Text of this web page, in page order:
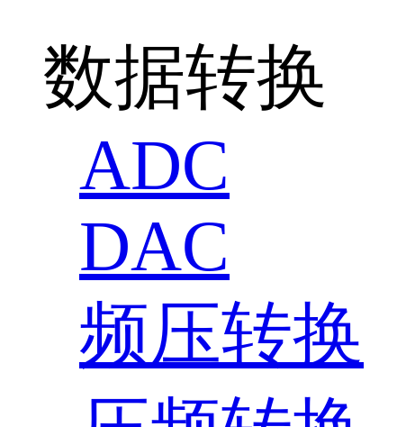
数据转换
ADC
DAC
频压转换